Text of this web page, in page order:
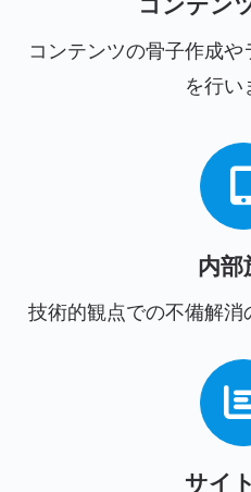
コンテンツの骨子作成
を行い
内部
技術的観点での不備解
サイ